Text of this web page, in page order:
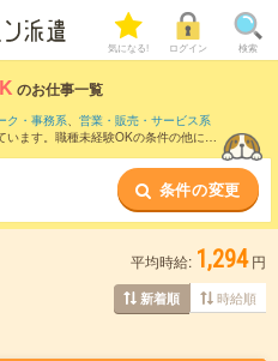
気になる! ログイン 検索
のお仕事一覧
ク・事務系、 営業・販売・サービス系
います。職種未経験OKの条件の他に、
条件の変更
平均時給: 1,294 円
新着順 時給順